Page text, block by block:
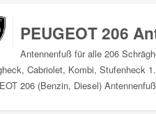
PEUGEOT 206
Antennenfuß für alle 206
Cabriolet, Kombi, Stufenheck
206 (Benzin, Diesel)